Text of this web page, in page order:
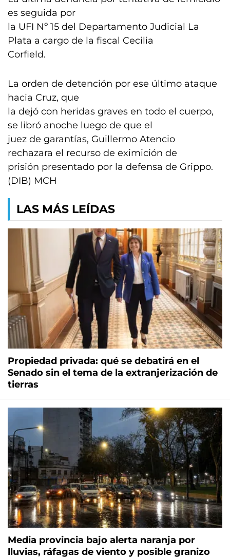
es seguida por
la UFI Nº 15 del Departamento Judicial La
Plata a cargo de la fiscal Cecilia
Corfield.
La orden de detención por ese último ataque
hacia Cruz, que
la dejó con heridas graves en todo el cuerpo,
se libró anoche luego de que el
juez de garantías, Guillermo Atencio
rechazara el recurso de eximición de
prisión presentado por la defensa de Grippo.
(DIB) MCH
LAS MÁS LEÍDAS
Propiedad privada: qué se debatirá en el
Senado sin el tema de la extranjerización de
tierras
Media provincia bajo alerta naranja por
lluvias, ráfagas de viento y posible granizo